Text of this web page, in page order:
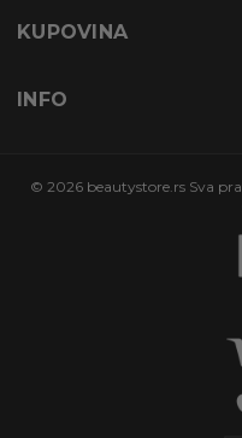
KUPOVINA
INFO
© 2026 beautystore.rs Sva